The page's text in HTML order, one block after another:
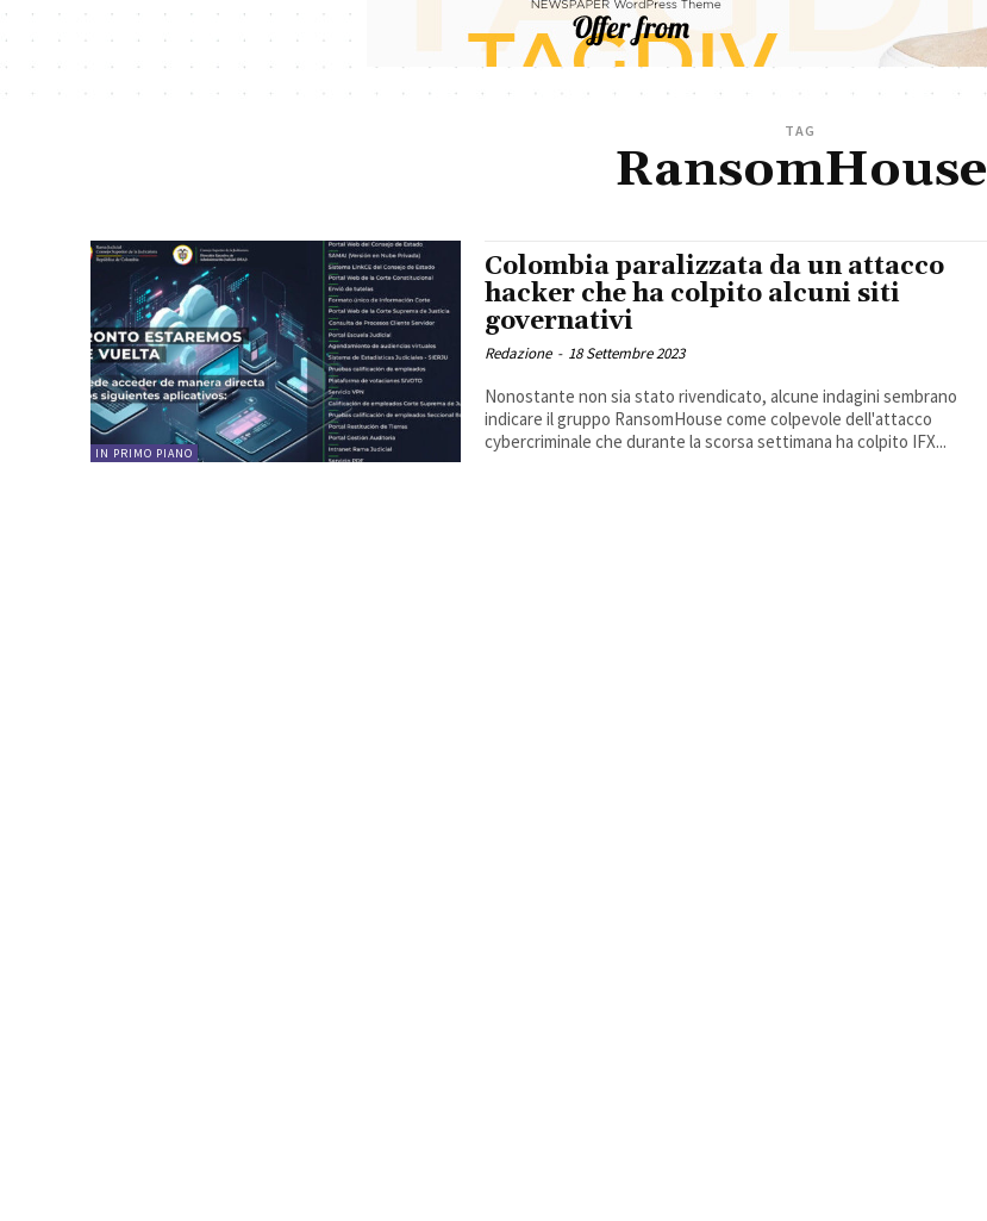
TAG
RansomHouse
IN PRIMO PIANO
Colombia paralizzata da un attacco
hacker che ha colpito alcuni siti
governativi
Redazione - 18 Settembre 2023
Nonostante non sia stato rivendicato, alcune indagini sembrano
indicare il gruppo RansomHouse come colpevole dell'attacco
cybercriminale che durante la scorsa settimana ha colpito IFX...